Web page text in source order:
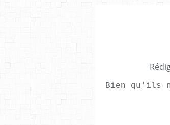
Bien qu'ils